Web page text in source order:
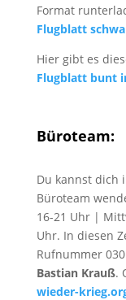
Format
Flugblatt
Hier gibt es
Flugblatt bunt
Büroteam:
Du kannst dich
Büroteam
16-21 Uhr |
Uhr. In diesen
Rufnummer
Bastian Krauß.
wieder-